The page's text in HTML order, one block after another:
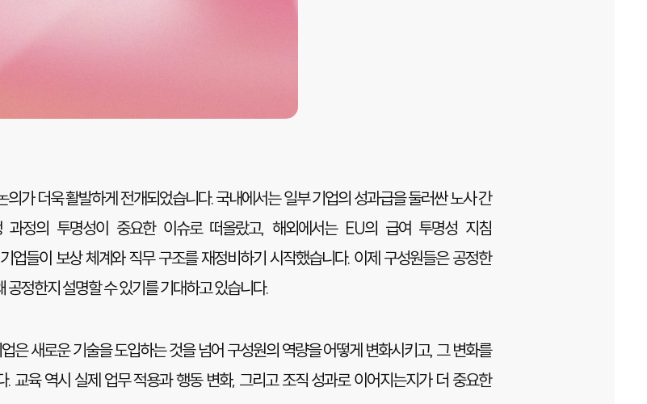
의가 더욱 활발하게 전개되었습니다. 국내에서는 일부 기업의 성과급을 둘러싼 노사 간
정의 투명성이 중요한 이슈로 떠올랐고, 해외에서는 EU의 급여 투명성 지침
들이 보상 체계와 직무 구조를 재정비하기 시작했습니다. 이제 구성원들은 공정한
정한지 설명할 수 있기를 기대하고 있습니다.
은 새로운 기술을 도입하는 것을 넘어 구성원의 역량을 어떻게 변화시키고, 그 변화를
교육 역시 실제 업무 적용과 행동 변화, 그리고 조직 성과로 이어지는지가 더 중요한